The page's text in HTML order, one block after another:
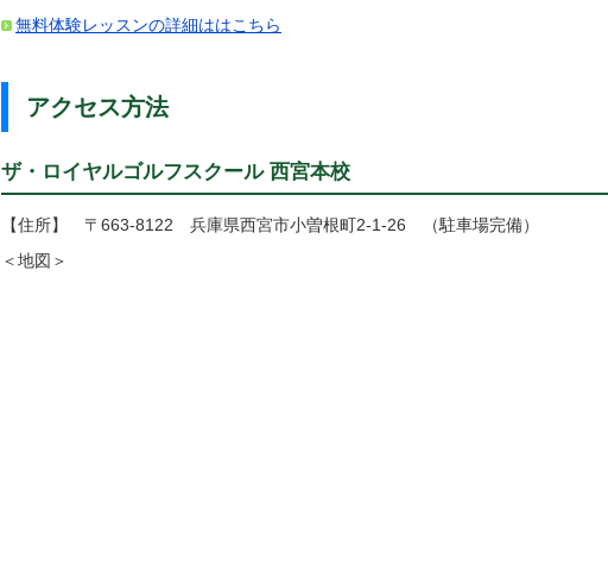
無料体験レッスンの詳細ははこちら
アクセス方法
ザ・ロイヤルゴルフスクール 西宮本校
【住所】 〒663-8122 兵庫県西宮市小曽根町2-1-26 （駐車場完備）
＜地図＞